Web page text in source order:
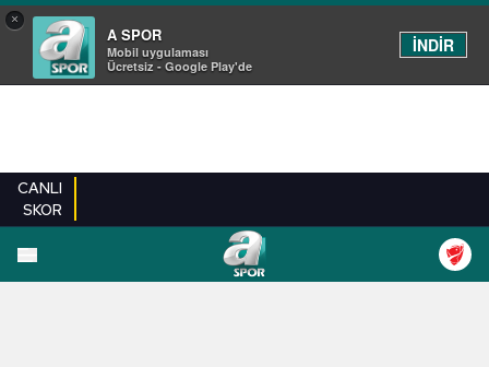
×
A SPOR
Mobil uygulaması
Ücretsiz - Google Play'de
İNDİR
CANLI
SKOR